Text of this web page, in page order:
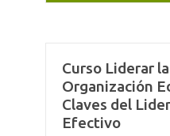
Curso Liderar la
Organización
Claves del
Efectivo